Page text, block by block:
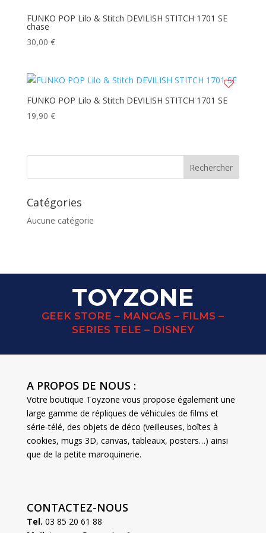
FUNKO POP Lilo & Stitch DEVILISH STITCH 1701 SE
chase
30,00 €
FUNKO POP Lilo & Stitch DEVILISH STITCH 1701 SE
19,90 €
Catégories
Aucune catégorie
TOYZONE
GEEK STORE – MANGAS – FILMS –
SERIES TELE – DISNEY
A PROPOS DE NOUS :
Votre boutique Toyzone vous propose également une
large gamme de répliques de véhicules de films et
série-télé, des objets de déco (veilleuses, boîtes à
cookies, mugs 3D, canvas, tableaux, posters…) ainsi
que de la petite maroquinerie.
CONTACTEZ-NOUS
Tel. 03 85 20 61 88